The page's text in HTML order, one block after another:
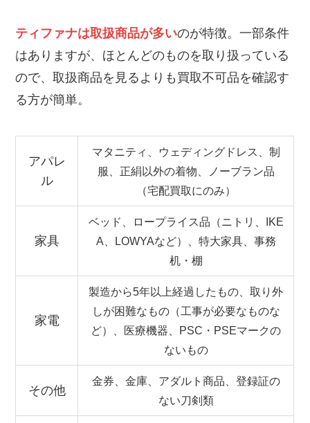
ティファナは取扱商品が多いのが特徴。一部条件
はありますが、ほとんどのものを取り扱っている
ので、取扱商品を見るよりも買取不可品を確認す
る方が簡単。
アパレ
ル
マタニティ、ウェディングドレス、制
服、正絹以外の着物、ノーブラン品
（宅配買取にのみ）
家具
ベッド、ロープライス品（ニトリ、IKE
A、LOWYAなど）、特大家具、事務
机・棚
家電
製造から5年以上経過したもの、取り外
しが困難なもの（工事が必要なものな
ど）、医療機器、PSC・PSEマークの
ないもの
その他
金券、金庫、アダルト商品、登録証の
ない刀剣類